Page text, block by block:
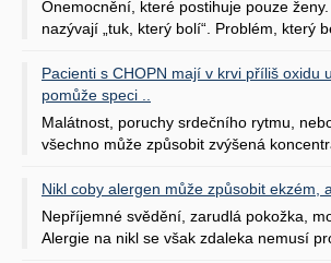
Onemocnění, které postihuje pouze
nazývají „tuk, který bolí“. Problém, který
Pacienti s CHOPN mají v krvi příliš oxidu
pomůže speci ..
Malátnost, poruchy srdečního rytmu,
všechno může způsobit zvýšená
Nikl coby alergen může způsobit ekzém,
Nepříjemné svědění, zarudlá pokožka,
Alergie na nikl se však zdaleka nemusí